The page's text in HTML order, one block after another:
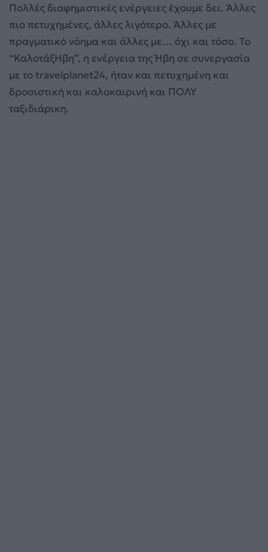
Πολλές διαφημιστικές ενέργειες έχουμε δει. Άλλες
πιο πετυχημένες, άλλες λιγότερο. Άλλες με
πραγματικό νόημα και άλλες με… όχι και τόσο. Το
“ΚαλοτάξΗβη”, η ενέργεια της Ήβη σε συνεργασία
με το travelplanet24, ήταν και πετυχημένη και
δροσιστική και καλοκαιρινή και ΠΟΛΥ
ταξιδιάρικη.